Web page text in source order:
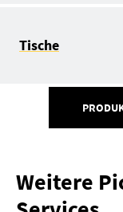
Tische
Weitere